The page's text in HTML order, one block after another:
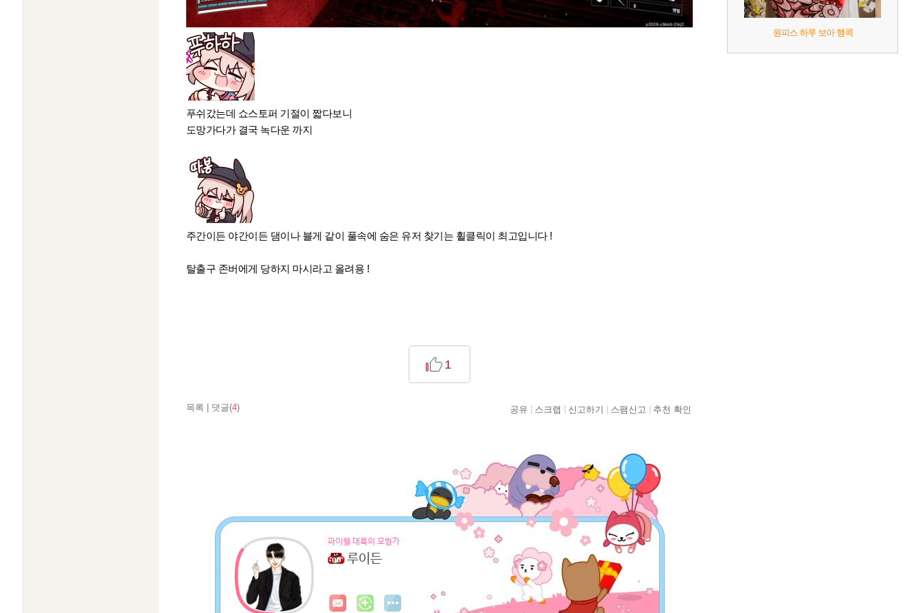
푸쉬갔는데 쇼스토퍼 기절이 짧다보니
도망가다가 결국 녹다운 까지
주간이든 야간이든 댐이나 블게 같이 풀속에 숨은 유저 찾기는 휠클릭이 최고입니다 !
탈출구 존버에게 당하지 마시라고 올려용 !
목록 댓글(4)
1
공유 스크랩 신고하기 스팸신고 추천 확인
파이웰 대륙의 모험가
루이든
원피스 하루 보아 행콕